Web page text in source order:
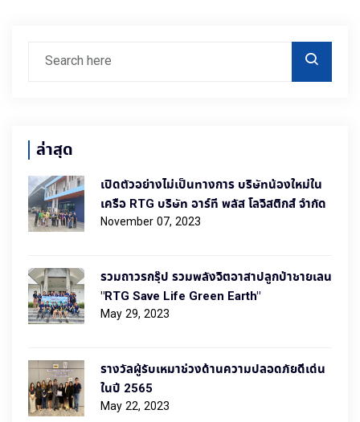
ล่าสุด
เปิดตัวอย่างไม่เป็นทางการ บริษัทน้องใหม่ใน
เครือ RTG บริษัท อาร์ที พลัส โลจิสติกส์ จำกัด
November 07, 2023
รวมถาวรกรุ๊ป รวมพลังจิตอาสาปลูกป่าชายเลน
"RTG Save Life Green Earth"
May 29, 2023
รางวัลผู้รับเหมาช่วงด้านความปลอดภัยดีเด่น
ในปี 2565
May 22, 2023